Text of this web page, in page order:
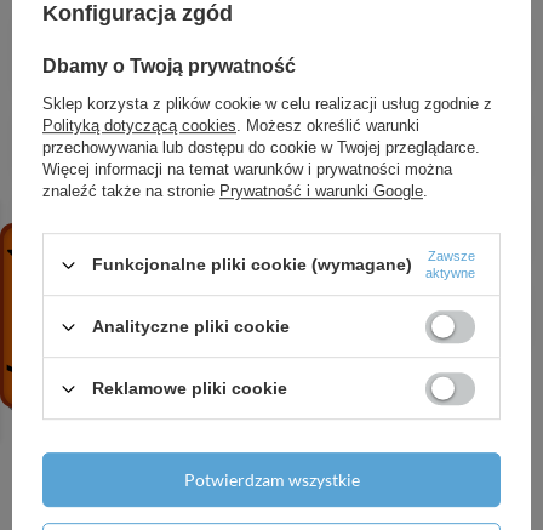
Viti - zlewozmywak 1-komorowy z
384,35 zł /
szt.
ARES zestaw natryskowy punktowy
71,68 zł / szt.
154,81 zł / szt.
ARGO bateria zlewozmywakowa stojąca
147,94 zł / szt.
Potrzebujesz pomocy? Masz pytania?
Zadaj pytanie a my odpowiemy niezwłocznie,
Zadaj pytanie
Konfiguracja zgód
Dbamy o Twoją prywatność
Sklep korzysta z plików cookie w celu realizacji usług zgodnie z
Polityką dotyczącą cookies. Możesz określić warunki
przechowywania lub dostępu do cookie w Twojej przeglądarce.
Więcej informacji na temat warunków i prywatności można
znaleźć także na stronie Prywatność i warunki Google.
Funkcjonalne pliki cookie (wymagane)
Zawsze
aktywne
Analityczne pliki cookie
Reklamowe pliki cookie
Potwierdzam wszystkie